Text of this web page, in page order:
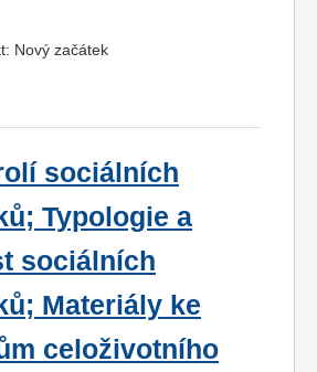
Nový začátek
sociálních
Typologie a
sociálních
Materiály ke
celoživotního